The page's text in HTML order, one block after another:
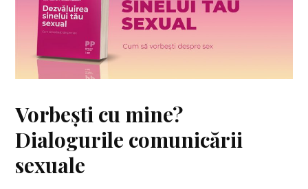
Vorbești cu mine?
Dialogurile comunicării
sexuale